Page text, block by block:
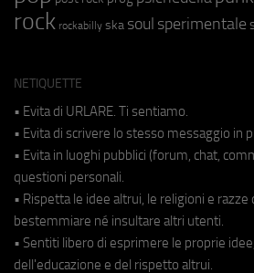
rock rockabilly ska soul sperimentale
NETIQUETTE
• Evita di URLARE. Ti sentiamo.
• Evita di scrivere lo stesso messaggio in
• Evita in luoghi pubblici (forum, chat,
questioni personali.
• Rispetta le idee altrui, le religioni e razze
bestemmiare né insultare altri utenti.
• Sentiti libero di esprimere le proprie
dell'educazione e del rispetto altrui.